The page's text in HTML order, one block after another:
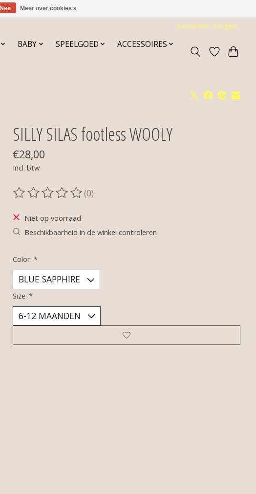
Aanmelden / Inloggen
BABY SPEELGOED
ACCESSOIRES
SILLY SILAS footless WOOLY
€28,00
Incl. btw
De beoordeling van dit product is
(0)
Niet op voorraad
Beschikbaarheid in de winkel controleren
Color: *
Size: *
Nee Meer over cookies »